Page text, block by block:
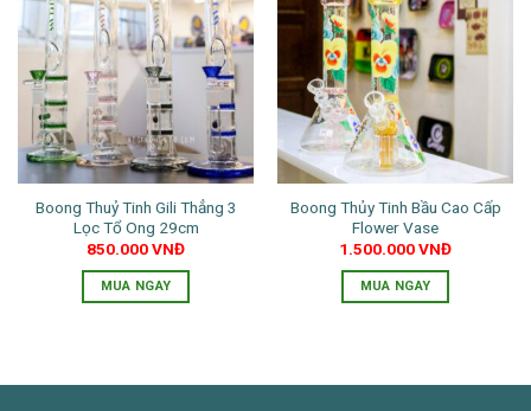
nhiều
biến
thể.
Các
tùy
chọn
có
thể
được
chọn
trên
trang
nhiều
biến
thể.
Các
tùy
chọn
có
được
chọn
trên
trang
Boong Thuỷ Tinh Gili Thẳng 3
Lọc Tổ Ong 29cm
850.000VNĐ
MUA NGAY
có
Boong Thủy Tinh Bầu Cao Cấp
Flower Vase
1.500.000VNĐ
MUA NGAY
có